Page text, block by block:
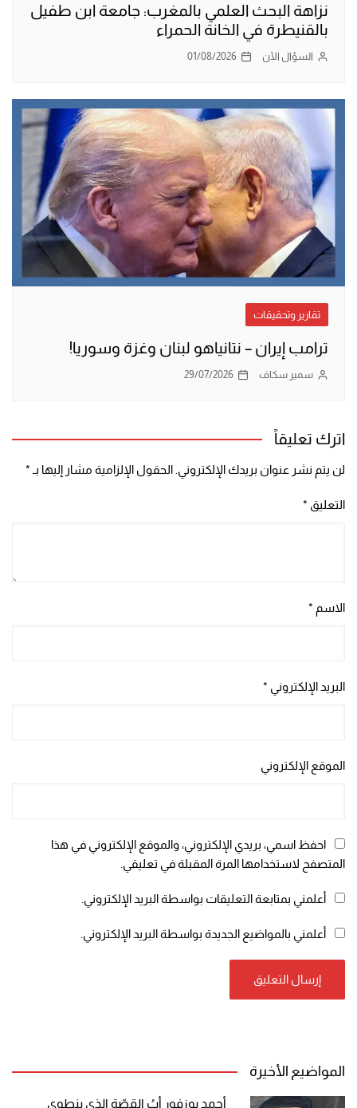
نزاهة البحث العلمي بالمغرب: جامعة ابن طفيل
بالقنيطرة في الخانة الحمراء
السؤال الآن 01/08/2026
تقارير وتحقيقات
ترامب إيران – نتانياهو لبنان وغزة وسوريا!
سمير سكاف 29/07/2026
اترك تعليقاً
لن يتم نشر عنوان بريدك الإلكتروني. الحقول الإلزامية مشار إليها بـ *
التعليق *
الاسم *
البريد الإلكتروني *
الموقع الإلكتروني
احفظ اسمي، بريدي الإلكتروني، والموقع الإلكتروني في هذا
المتصفح لاستخدامها المرة المقبلة في تعليقي.
أعلمني بمتابعة التعليقات بواسطة البريد الإلكتروني.
أعلمني بالمواضيع الجديدة بواسطة البريد الإلكتروني.
المواضيع الأخيرة
أحمد بوزفور أبُ القصّة الذي ينطوي